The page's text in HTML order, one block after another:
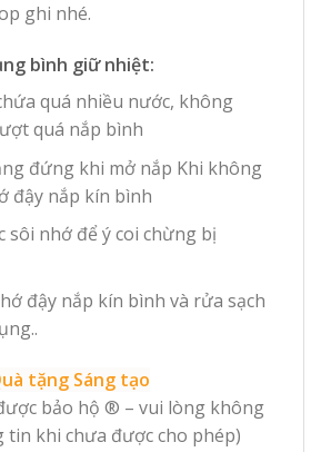
ghi nhé.
bình giữ nhiệt:
quá nhiều nước, không
quá nắp bình
đứng khi mở nắp Khi không
đậy nắp kín bình
sôi nhớ để ý coi chừng bị
đậy nắp kín bình và rửa sạch
tặng Sáng tạo
bảo hộ ® – vui lòng không
tin khi chưa được cho phép)